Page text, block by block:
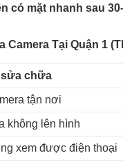
có mặt nhanh sau
Camera Tại Quận 1
sửa chữa
tận nơi
không lên hình
xem được điện thoại